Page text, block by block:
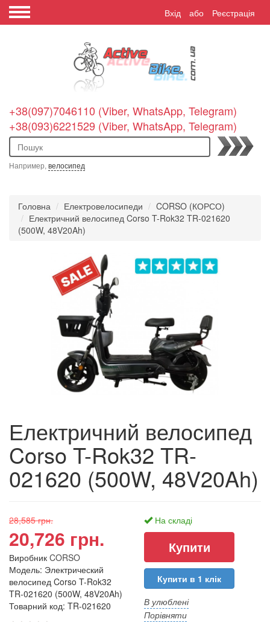
Вхід або Реєстрація
+38(097)7046110 (Viber, WhatsApp, Telegram)
+38(093)6221529 (Viber, WhatsApp, Telegram)
Пошук
Например, велосипед
Головна Електровелосипеди
CORSO (КОРСО)
Електричний велосипед Corso T-Rok32 TR-021620
(500W, 48V20Ah)
Електричний велосипед
Corso T-Rok32 TR-
021620 (500W, 48V20Ah)
28,585 грн.
20,726 грн.
Виробник CORSO
Модель: Электрический
велосипед Corso T-Rok32
TR-021620 (500W, 48V20Ah)
Товарний код: TR-021620
На складі
Купити в 1 клік
В улюблені
Порівняти